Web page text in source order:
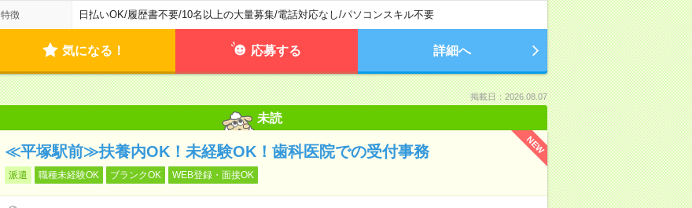
特徴 日払いOK/履歴書不要/10名以上の大量募集/電話対応なし/パソコンスキル不要
気になる！ 応募する 詳細へ
掲載日：2026.08.07
未読
NEW
≪平塚駅前≫扶養内OK！未経験OK！歯科医院での受付事務
派遣 職種未経験OK ブランクOK WEB登録・面接OK